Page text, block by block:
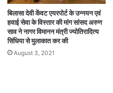
बिलासा देवी केंवट एयरपोर्ट के उन्नयन एवं
हवाई सेवा के विस्तार की मांग सांसद अरुण
साव ने नागर विमानन मंत्री ज्योतिरादित्य
सिंधिया से मुलाकात कर की
August 3, 2021